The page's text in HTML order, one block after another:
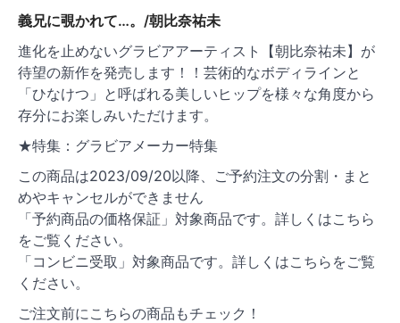
義兄に覗かれて…。/朝比奈祐未
進化を止めないグラビアアーティスト【朝比奈祐未】が
待望の新作を発売します！！芸術的なボディラインと
「ひなけつ」と呼ばれる美しいヒップを様々な角度から
存分にお楽しみいただけます。
★特集：グラビアメーカー特集
この商品は2023/09/20以降、ご予約注文の分割・まと
めやキャンセルができません
「予約商品の価格保証」対象商品です。詳しくはこちら
をご覧ください。
「コンビニ受取」対象商品です。詳しくはこちらをご覧
ください。
ご注文前にこちらの商品もチェック！